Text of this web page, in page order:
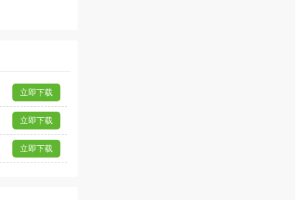
立即下载
立即下载
立即下载